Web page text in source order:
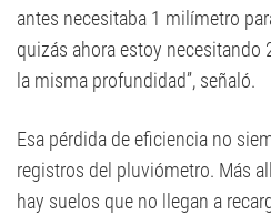
antes necesitaba 1 milímetro
quizás ahora estoy necesitando
la misma profundidad”, señaló.
Esa pérdida de eficiencia no
registros del pluviómetro. Más
hay suelos que no llegan a